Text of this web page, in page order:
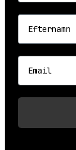
Efternamn
Email